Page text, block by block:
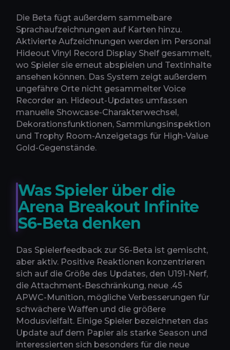
Die Beta fügt außerdem sammelbare
Sprachaufzeichnungen auf Karten hinzu.
Aktivierte Aufzeichnungen werden im Personal
Hideout Vinyl Record Display Shelf gesammelt,
wo Spieler sie erneut abspielen und Textinhalte
ansehen können. Das System zeigt außerdem
ungefähre Orte nicht gesammelter Voice
Recorder an. Hideout-Updates umfassen
manuelle Showcase-Charakterwechsel,
Dekorationsfunktionen, Sammlungsinspektion
und Trophy Room-Anzeigetags für High-Value
Gold-Gegenstände.
Was Spieler über die
Arena Breakout Infinite
S6-Beta denken
Das Spielerfeedback zur S6-Beta ist gemischt,
aber aktiv. Positive Reaktionen konzentrieren
sich auf die Größe des Updates, den U191-Nerf,
die Attachment-Beschränkung, neue .45
APWC-Munition, mögliche Verbesserungen für
schwächere Waffen und die größere
Modusvielfalt. Einige Spieler bezeichneten das
Update auf dem Papier als starke Season und
interessierten sich besonders für die neue